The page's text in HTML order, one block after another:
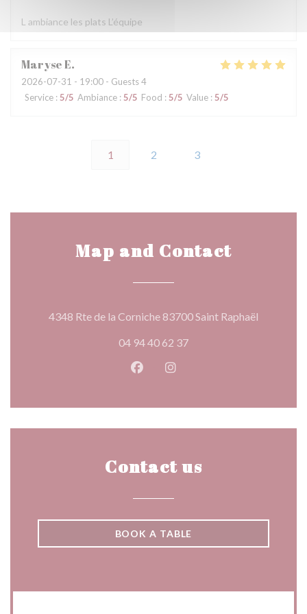
L ambiance les plats L’équipe
MaryseE
2026-07-31 - 19:00 - Guests 4
Service : 5/5 Ambiance : 5/5 Food : 5/5 Value : 5/5
1 2 3
Map and Contact
4348 Rte de la Corniche 83700 Saint Raphaël
04 94 40 62 37
Facebook ((opens in a new
Instagram ((opens in a
Contact us
BOOK A TABLE